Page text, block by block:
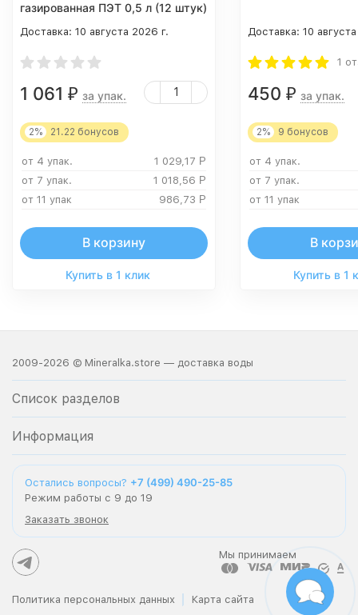
газированная ПЭТ 0,5 л (12 штук)
Доставка: 10 августа 2026 г.
1 061 ₽ за упак.
2% 21.22 бонусов
от 4 упак. 1 029,17 Р
от 7 упак.
1 018,56 Р
от 11 упак
986,73 Р
В корзину
Купить в 1 клик
Доставка: 10
1
450 ₽ за упак.
2% 9 бонусов
от 4 упак.
от 7 упак.
от 11 упак
В
Купить в 1
2009-2026 © Mineralka.store — доставка воды
Список разделов
Информация
Остались вопросы? +7 (499) 490-25-85
Режим работы с 9 до 19
Заказать звонок
Мы принимаем
Политика персональных данных Карта сайта